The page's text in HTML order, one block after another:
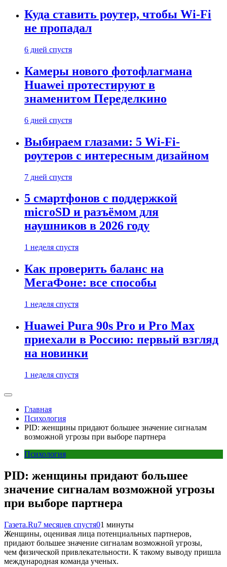
Куда ставить роутер, чтобы Wi-Fi
не пропадал
6 дней спустя
Камеры нового фотофлагмана
Huawei протестируют в
знаменитом Переделкино
6 дней спустя
Выбираем глазами: 5 Wi-Fi-
роутеров с интересным дизайном
7 дней спустя
5 смартфонов с поддержкой
microSD и разъёмом для
наушников в 2026 году
1 неделя спустя
Как проверить баланс на
МегаФоне: все способы
1 неделя спустя
Huawei Pura 90s Pro и Pro Max
приехали в Россию: первый взгляд
на новинки
1 неделя спустя
Главная
Психология
PID: женщины придают большее значение сигналам
возможной угрозы при выборе партнера
Психология
PID: женщины придают большее
значение сигналам возможной угрозы
при выборе партнера
Газета.Ru7 месяцев спустя01 минуты
Женщины, оценивая лица потенциальных партнеров,
придают большее значение сигналам возможной угрозы,
чем физической привлекательности. К такому выводу пришла
международная команда ученых.